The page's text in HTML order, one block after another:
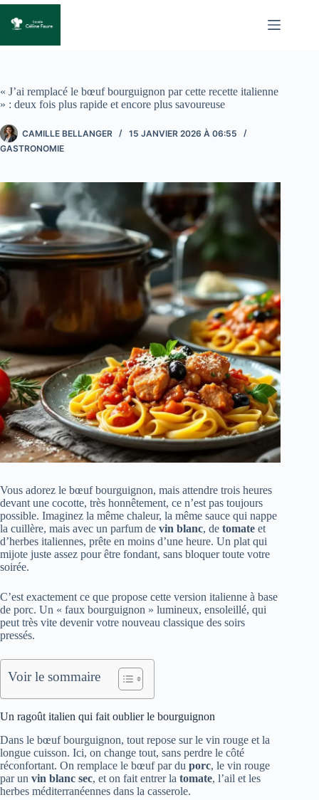
Passer
contenu
« J’ai remplacé le bœuf bourguignon par cette recette italienne
» : deux fois plus rapide et encore plus savoureuse
CAMILLE BELLANGER
15 JANVIER 2026 À 06:55
GASTRONOMIE
Vous adorez le bœuf bourguignon, mais attendre trois heures
devant une cocotte, très honnêtement, ce n’est pas toujours
possible. Imaginez la même chaleur, la même sauce qui nappe
la cuillère, mais avec un parfum de vin blanc, de tomate et
d’herbes italiennes, prête en moins d’une heure. Un plat qui
mijote juste assez pour être fondant, sans bloquer toute votre
soirée.
C’est exactement ce que propose cette version italienne à base
de porc. Un « faux bourguignon » lumineux, ensoleillé, qui
peut très vite devenir votre nouveau classique des soirs
pressés.
Voir le sommaire
Un ragoût italien qui fait oublier le bourguignon
Dans le bœuf bourguignon, tout repose sur le vin rouge et la
longue cuisson. Ici, on change tout, sans perdre le côté
réconfortant. On remplace le bœuf par du porc, le vin rouge
par un vin blanc sec, et on fait entrer la tomate, l’ail et les
herbes méditerranéennes dans la casserole.